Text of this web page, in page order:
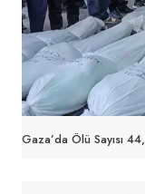
Gaza’da Ölü Sayısı